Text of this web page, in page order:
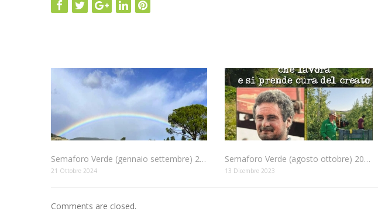
Semaforo Verde (gennaio settembre) 2024
21 Ottobre 2024
Semaforo Verde (agosto ottobre) 2023
13 Dicembre 2023
Comments are closed.